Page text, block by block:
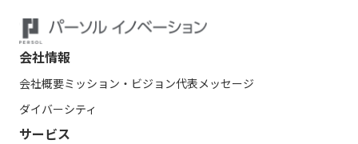
会社情報
会社概要ミッション・ビジョン代表メッセージ
ダイバーシティ
サービス